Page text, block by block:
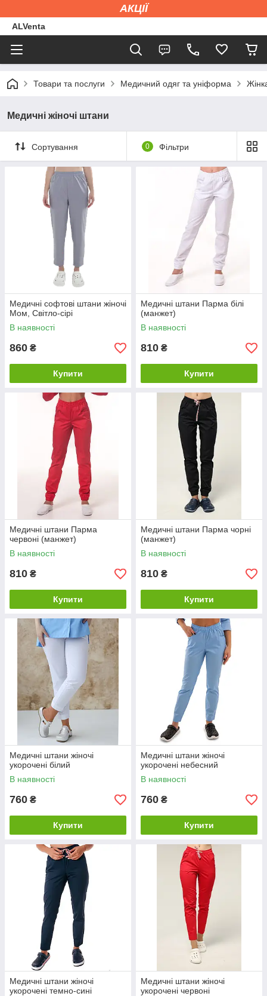
АКЦІЇ
ALVenta
Товари та послуги Медичний одяг та уніформа
Медичні жіночі штани
Сортування 0 Фільтри
Медичні софтові штани жіночі
Мом, Світло-сірі
В наявності
860 ₴
Купити
Медичні штани Парма білі
(манжет)
В наявності
810 ₴
Купити
Медичні штани Парма
червоні (манжет)
В наявності
810 ₴
Купити
Медичні штани Парма чорні
(манжет)
В наявності
810 ₴
Купити
Медичні штани жіночі
укорочені білий
В наявності
760 ₴
Купити
Медичні штани жіночі
укорочені небесний
В наявності
760 ₴
Купити
Медичні штани жіночі
укорочені темно-сині
Медичні штани жіночі
укорочені червоні